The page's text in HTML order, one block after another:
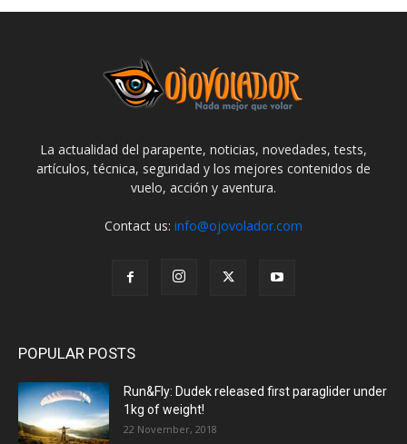
La actualidad del parapente, noticias, novedades, tests,
artículos, técnica, seguridad y los mejores contenidos de
vuelo, acción y aventura.
Contact us: info@ojovolador.com
POPULAR POSTS
Run&Fly: Dudek released first paraglider under
1kg of weight!
22 November, 2018